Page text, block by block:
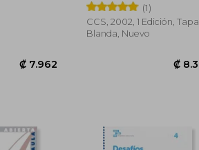
₡ 7.962
Bravo
(1)
CCS, 2002, 1 Edición, Tapa
Blanda, Nuevo